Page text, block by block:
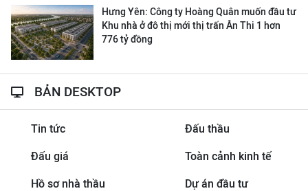
Hưng Yên: Công ty Hoàng Quân muốn đầu tư
Khu nhà ở đô thị mới thị trấn Ân Thi 1 hơn
776 tỷ đồng
BẢN DESKTOP
Tin tức Đấu thầu
Đấu giá Toàn cảnh kinh tế
Hồ sơ nhà thầu Dự án đầu tư